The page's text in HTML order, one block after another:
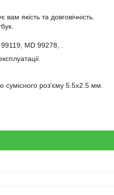
якість та довговічність.
MD 99278, .
сумісного роз'єму 5.5x2.5 мм.